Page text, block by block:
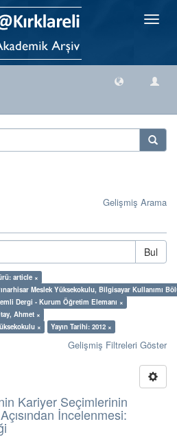
Geçiş
Gelişmiş Arama
Bul
article ×
Meslek Yüksekokulu, Bilgisayar Kullanımı
Dergi - Kurum Öğretim Elemanı ×
Ahmet ×
×
Yayın Tarihi: 2012 ×
Gelişmiş Filtreleri Göster
Kariyer Seçimlerinin
İncelenmesi: